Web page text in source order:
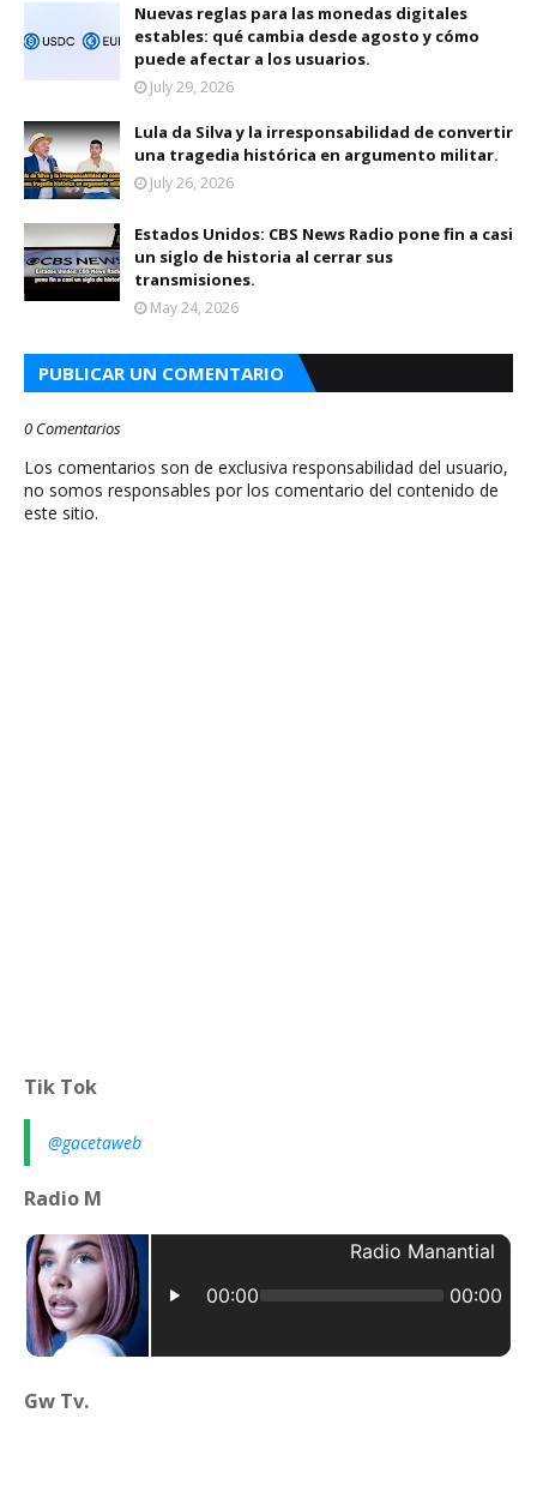
Nuevas reglas para las monedas digitales
estables: qué cambia desde agosto y cómo
puede afectar a los usuarios.
July 29, 2026
Lula da Silva y la irresponsabilidad de convertir
una tragedia histórica en argumento militar.
July 26, 2026
Estados Unidos: CBS News Radio pone fin a casi
un siglo de historia al cerrar sus
transmisiones.
May 24, 2026
PUBLICAR UN COMENTARIO
0 Comentarios
Los comentarios son de exclusiva responsabilidad del usuario,
no somos responsables por los comentario del contenido de
este sitio.
Tik Tok
@gacetaweb
Radio M
Gw Tv.